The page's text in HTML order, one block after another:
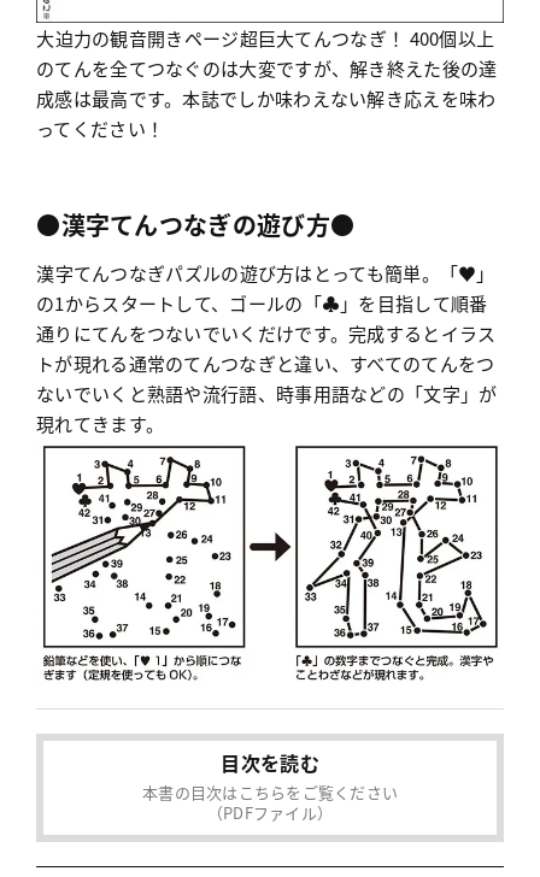
大迫力の観音開きページ超巨大てんつなぎ！ 400個以上
のてんを全てつなぐのは大変ですが、解き終えた後の達
成感は最高です。本誌でしか味わえない解き応えを味わ
ってください！
●漢字てんつなぎの遊び方●
漢字てんつなぎパズルの遊び方はとっても簡単。「♥」
の1からスタートして、ゴールの「♣」を目指して順番
通りにてんをつないでいくだけです。完成するとイラス
トが現れる通常のてんつなぎと違い、すべてのてんをつ
ないでいくと熟語や流行語、時事用語などの「文字」が
現れてきます。
目次を読む
本書の目次はこちらをご覧ください
（PDFファイル）